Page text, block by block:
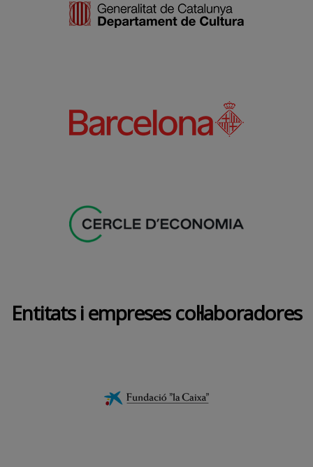
Entitats i empreses col·laboradores